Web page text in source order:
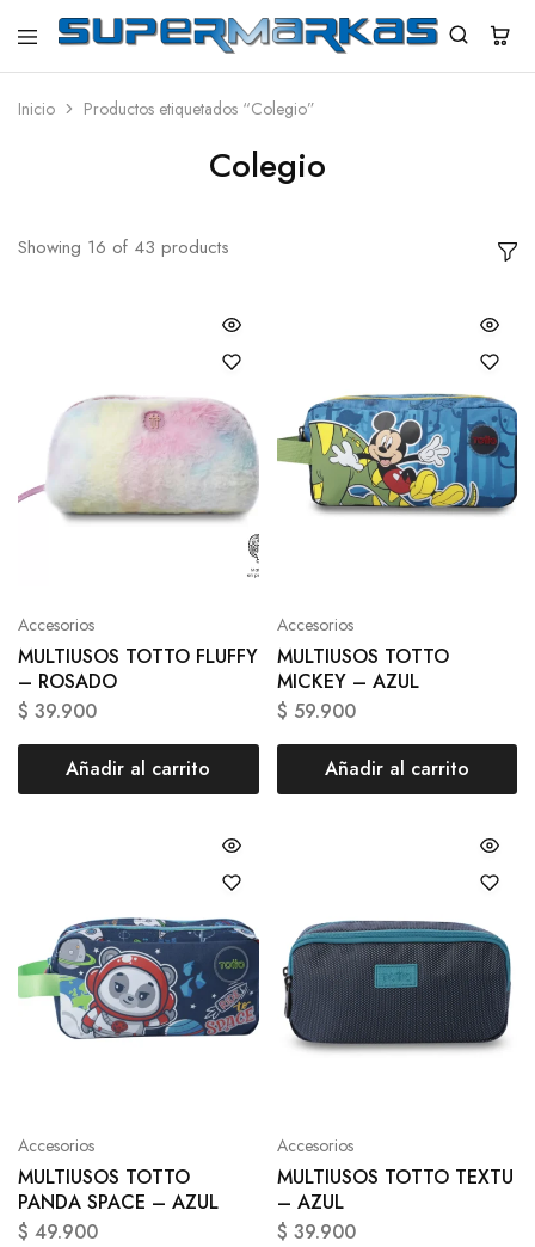
SuperMarkas
Ropa
con
Inicio Productos etiquetados “Colegio”
Colegio
Showing 16 of 43 products
Accesorios
MULTIUSOS TOTTO FLUFFY
– ROSADO
$ 39.900
Añadir al carrito
Accesorios
MULTIUSOS TOTTO
MICKEY – AZUL
$ 59.900
Añadir al carrito
Accesorios
MULTIUSOS TOTTO
PANDA SPACE – AZUL
$ 49.900
Accesorios
MULTIUSOS TOTTO TEXTU
– AZUL
$ 39.900